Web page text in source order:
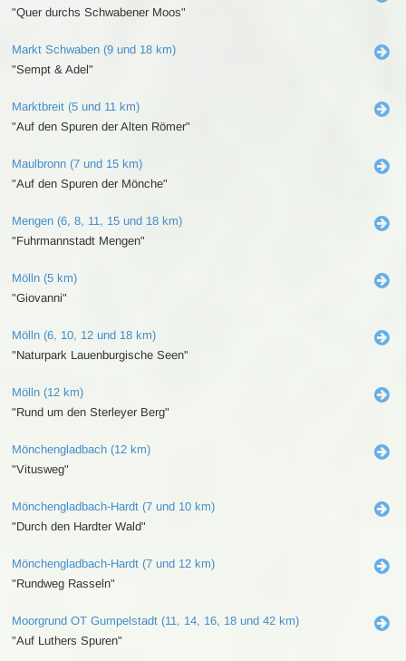
"Quer durchs Schwabener Moos"
Markt Schwaben (9 und 18 km)
"Sempt & Adel"
Marktbreit (5 und 11 km)
"Auf den Spuren der Alten Römer"
Maulbronn (7 und 15 km)
"Auf den Spuren der Mönche"
Mengen (6, 8, 11, 15 und 18 km)
"Fuhrmannstadt Mengen"
Mölln (5 km)
"Giovanni"
Mölln (6, 10, 12 und 18 km)
"Naturpark Lauenburgische Seen"
Mölln (12 km)
"Rund um den Sterleyer Berg"
Mönchengladbach (12 km)
"Vitusweg"
Mönchengladbach-Hardt (7 und 10 km)
"Durch den Hardter Wald"
Mönchengladbach-Hardt (7 und 12 km)
"Rundweg Rasseln"
Moorgrund OT Gumpelstadt (11, 14, 16, 18 und 42 km)
"Auf Luthers Spuren"